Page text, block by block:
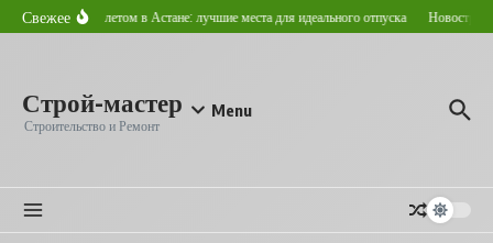
Перейти к содержанию
Свежее
Где отдохнуть летом в Астане: лучшие места для идеального отпуска
Строй-мастер
Строительство и Ремонт
Menu